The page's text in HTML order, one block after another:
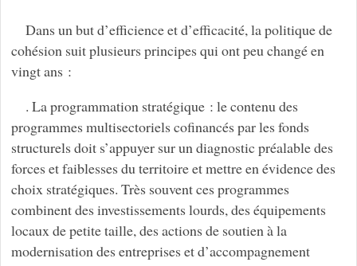
Dans un but d’efficience et d’efficacité, la politique de
cohésion suit plusieurs principes qui ont peu changé en
vingt ans :
. La programmation stratégique : le contenu des
programmes multisectoriels cofinancés par les fonds
structurels doit s’appuyer sur un diagnostic préalable des
forces et faiblesses du territoire et mettre en évidence des
choix stratégiques. Très souvent ces programmes
combinent des investissements lourds, des équipements
locaux de petite taille, des actions de soutien à la
modernisation des entreprises et d’accompagnement